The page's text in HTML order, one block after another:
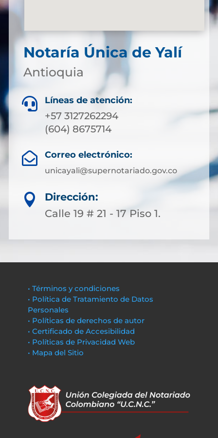
Notaría Única de Yalí
Antioquia
 Líneas de atención:
+57 3127262294
(604) 8675714
 Correo electrónico:
unicayali@supernotariado.gov.co

Dirección:
Calle 19 # 21 - 17 Piso 1.
• Términos y condiciones
• Política de Tratamiento de Datos
Personales
• Políticas de derechos de autor
• Certificado de Accesibilidad
• Políticas de Privacidad Web
• Mapa del Sitio